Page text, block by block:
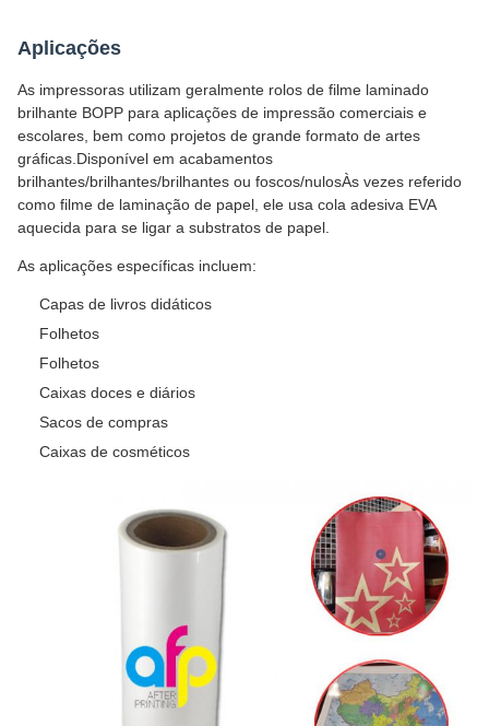
Aplicações
As impressoras utilizam geralmente rolos de filme laminado
brilhante BOPP para aplicações de impressão comerciais e
escolares, bem como projetos de grande formato de artes
gráficas.Disponível em acabamentos
brilhantes/brilhantes/brilhantes ou foscos/nulosÀs vezes referido
como filme de laminação de papel, ele usa cola adesiva EVA
aquecida para se ligar a substratos de papel.
As aplicações específicas incluem:
Capas de livros didáticos
Folhetos
Folhetos
Caixas doces e diários
Sacos de compras
Caixas de cosméticos